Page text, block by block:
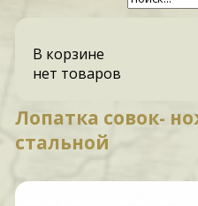
В корзине
нет товаров
Лопатка совок-
стальной